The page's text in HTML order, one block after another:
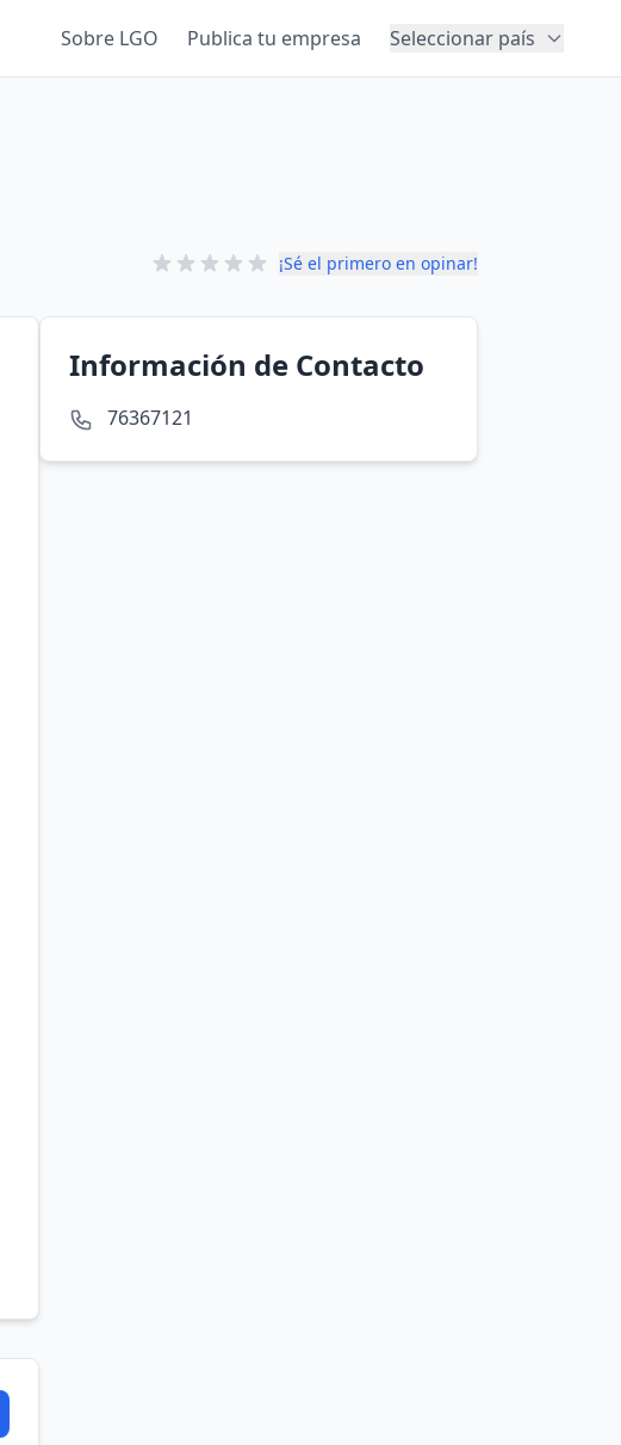
Sobre LGO Publica tu empresa Seleccionar país
¡Sé el primero en opinar!
Información de Contacto
76367121